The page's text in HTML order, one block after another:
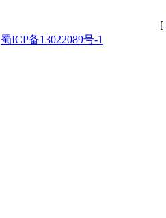
[
蜀ICP备13022089号-1